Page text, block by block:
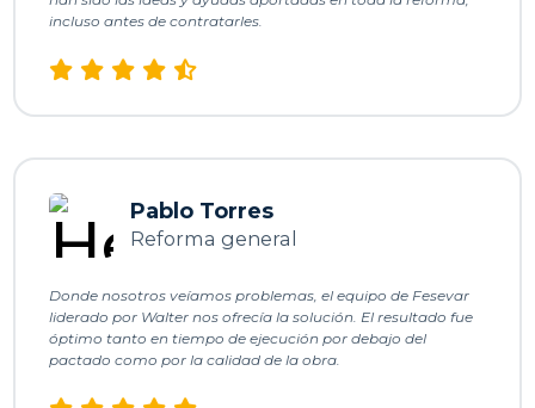
incluso antes de contratarles.
Pablo Torres
Reforma general
Donde nosotros veíamos problemas, el equipo de Fesevar
liderado por Walter nos ofrecía la solución. El resultado fue
óptimo tanto en tiempo de ejecución por debajo del
pactado como por la calidad de la obra.